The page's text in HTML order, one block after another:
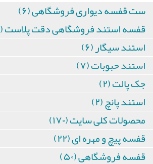
ست قفسه دیواری فروشگاهی (۶)
قفسه استند فروشگاهی دقت پلاست (۳)
استند سیگار (۶)
استند حبوبات (۷)
جک پالت (۲)
استند پانچ (۲)
محصولات کلی سایت (۱۷۰)
قفسه پیچ و مهره ای (۲۲)
قفسه فروشگاهی (۵۰)